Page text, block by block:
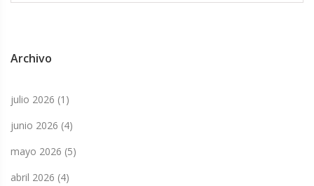
Archivo
julio 2026 (1)
junio 2026 (4)
mayo 2026 (5)
abril 2026 (4)